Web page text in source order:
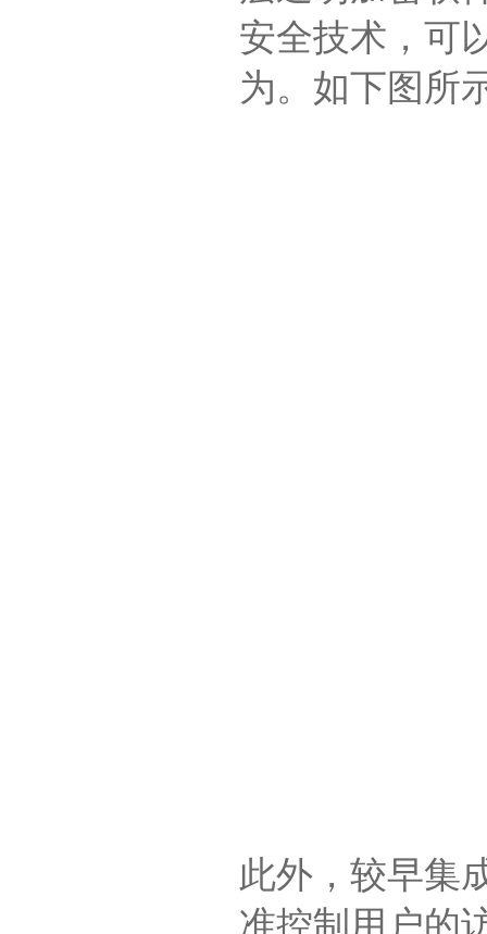
安全技术，可
为。如下图所
此外，较早集
准控制用户的